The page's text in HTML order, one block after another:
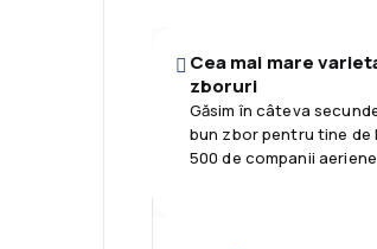
Cea mai mare
zboruri
Găsim în câteva
bun zbor pentru tine de
500 de companii